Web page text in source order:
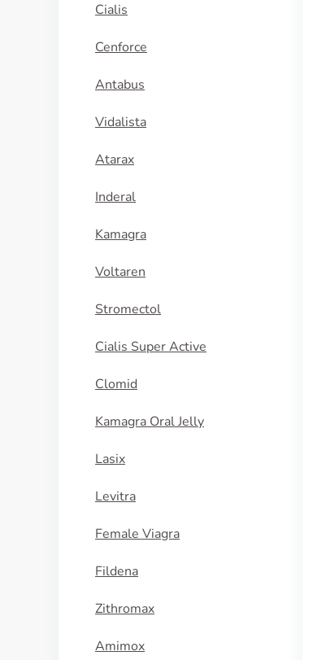
Cialis
Cenforce
Antabus
Vidalista
Atarax
Inderal
Kamagra
Voltaren
Stromectol
Cialis Super Active
Clomid
Kamagra Oral Jelly
Lasix
Levitra
Female Viagra
Fildena
Zithromax
Amimox